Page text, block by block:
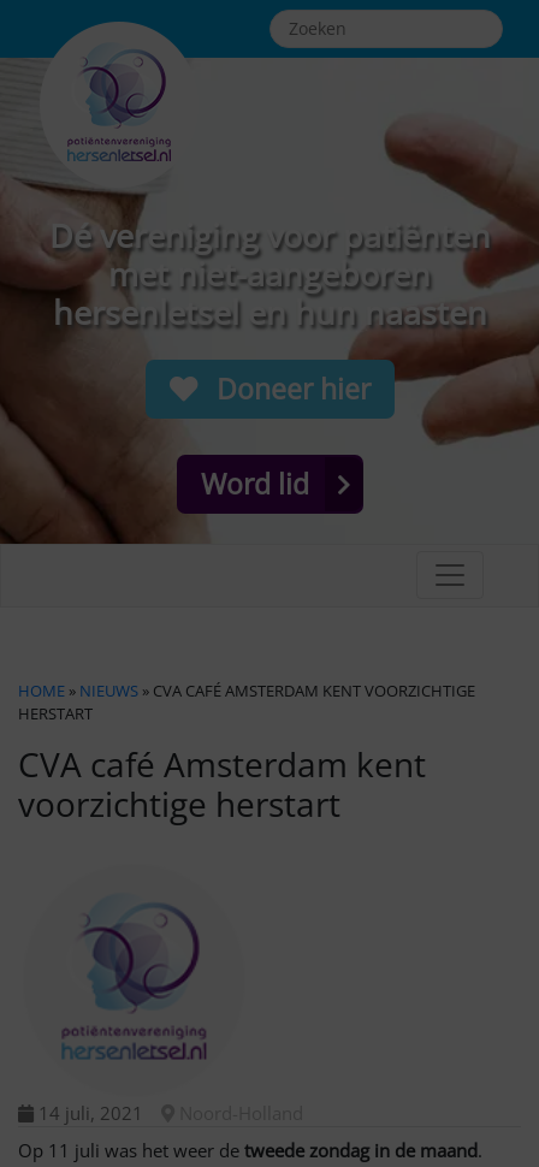
Dé vereniging voor patiënten
met niet-aangeboren
hersenletsel en hun naasten
Doneer hier
Word lid
HOME » NIEUWS » CVA CAFÉ AMSTERDAM KENT VOORZICHTIGE
HERSTART
CVA café Amsterdam kent
voorzichtige herstart
14 juli, 2021
Op 11 juli was het weer de tweede zondag in de maand.